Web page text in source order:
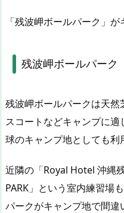
「残波岬ボールパーク」が
残波岬ボールパーク
残波岬ボールパークは天
スコートなどキャンプに
球のキャンプ地としても利
近隣の「Royal Hotel 沖縄
PARK」という室内練習場
パークがキャンプ地で間違